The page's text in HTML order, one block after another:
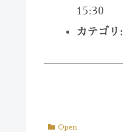
15:30
カテゴリ:
Open